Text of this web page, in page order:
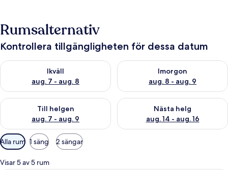
Rumsalternativ
Kontrollera tillgängligheten för dessa datum
Ikväll
aug. 7 - aug. 8
Kontrollera tillgängligheten för ikväll aug. 7 - aug. 8
Imorgon
aug. 8 - aug. 9
Kontrollera tillgängligheten
Till helgen
aug. 7 - aug. 9
Kontrollera tillgängligheten för den här helgen aug. 7 - aug. 9
Nästa helg
aug. 14 - aug. 16
Kontrollera tillgängligheten
Tillgängliga
filter
för
Alla rum 1 säng 2 sängar
Visar 5 av 5 rum